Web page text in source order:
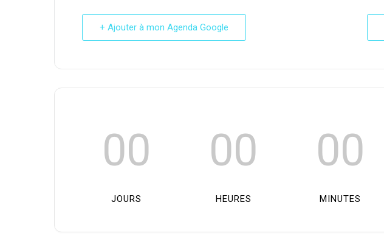
+ Ajouter à mon Agenda Google
00
JOURS
00
HEURES
00
MINUTES